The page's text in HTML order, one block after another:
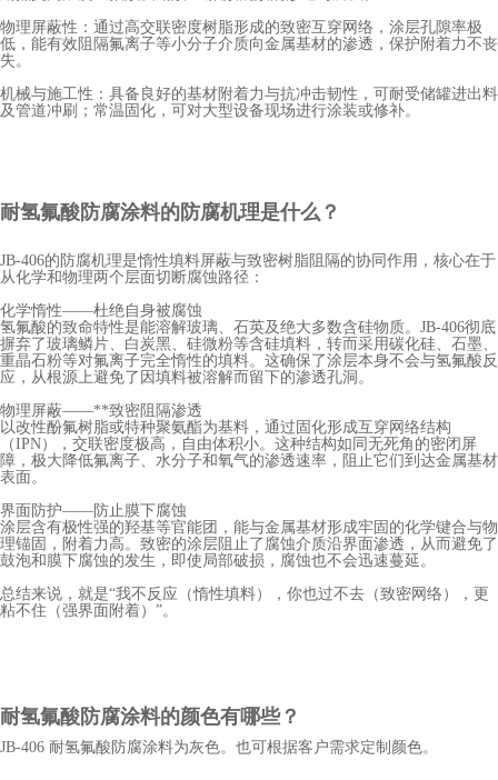
物理屏蔽性：通过高交联密度树脂形成的致密互穿网络，涂层孔隙率极
低，能有效阻隔氟离子等小分子介质向金属基材的渗透，保护附着力不丧
失。
机械与施工性：具备良好的基材附着力与抗冲击韧性，可耐受储罐进出料
及管道冲刷；常温固化，可对大型设备现场进行涂装或修补。
耐氢氟酸防腐涂料的防腐机理是什么？
JB-406的防腐机理是惰性填料屏蔽与致密树脂阻隔的协同作用，核心在于
从化学和物理两个层面切断腐蚀路径：
化学惰性——杜绝自身被腐蚀
氢氟酸的致命特性是能溶解玻璃、石英及绝大多数含硅物质。JB-406彻底
摒弃了玻璃鳞片、白炭黑、硅微粉等含硅填料，转而采用碳化硅、石墨、
重晶石粉等对氟离子完全惰性的填料。这确保了涂层本身不会与氢氟酸反
应，从根源上避免了因填料被溶解而留下的渗透孔洞。
物理屏蔽——**致密阻隔渗透
以改性酚氟树脂或特种聚氨酯为基料，通过固化形成互穿网络结构
（IPN），交联密度极高，自由体积小。这种结构如同无死角的密闭屏
障，极大降低氟离子、水分子和氧气的渗透速率，阻止它们到达金属基材
表面。
界面防护——防止膜下腐蚀
涂层含有极性强的羟基等官能团，能与金属基材形成牢固的化学键合与物
理锚固，附着力高。致密的涂层阻止了腐蚀介质沿界面渗透，从而避免了
鼓泡和膜下腐蚀的发生，即使局部破损，腐蚀也不会迅速蔓延。
总结来说，就是“我不反应（惰性填料），你也过不去（致密网络），更
粘不住（强界面附着）”。
耐氢氟酸防腐涂料的颜色有哪些？
JB-406 耐氢氟酸防腐涂料为灰色。也可根据客户需求定制颜色。